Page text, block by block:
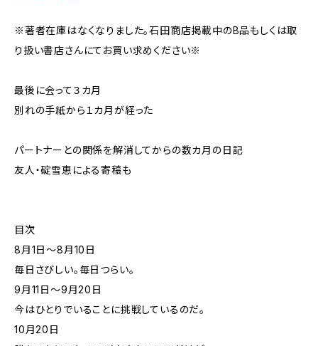
※著者在庫はなくなりました。石田商店掲載中のB品もしくは取
り扱い書店さんにてお買い求めください※
最後に会って３カ月
別れの手紙から１カ月が経った
パートナーとの関係を解消してからの数カ月の日記
友人・碇雪恵による寄稿も
目次
8月1日〜8月10日
毎日さびしい。毎日つらい。
9月11日〜9月20日
今はひとりでいることに挑戦しているのだ。
10月20日